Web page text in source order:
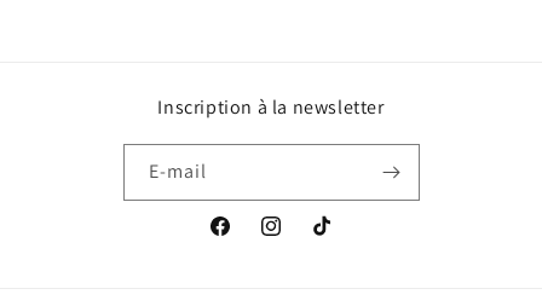
Inscription à la newsletter
E-mail
FacebookInstagramTikTok